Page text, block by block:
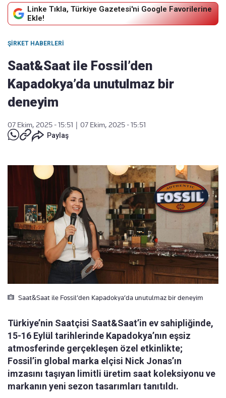
Linke Tıkla, Türkiye Gazetesi'ni Google Favorilerine
Ekle!
ŞIRKET HABERLERI
Saat&Saat ile Fossil’den
Kapadokya’da unutulmaz bir
deneyim
07 Ekim, 2025 - 15:51
07 Ekim, 2025 - 15:51
Paylaş
Saat&Saat ile Fossil’den Kapadokya’da unutulmaz bir deneyim
Türkiye’nin Saatçisi Saat&Saat’in ev sahipliğinde,
15-16 Eylül tarihlerinde Kapadokya’nın eşsiz
atmosferinde gerçekleşen özel etkinlikte;
Fossil’in global marka elçisi Nick Jonas’ın
imzasını taşıyan limitli üretim saat koleksiyonu ve
markanın yeni sezon tasarımları tanıtıldı.